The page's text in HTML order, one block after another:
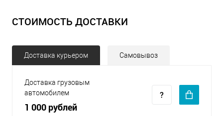
СТОИМОСТЬ ДОСТАВКИ
Доставка курьером Самовывоз
Доставка грузовым
автомобилем
1 000 рублей